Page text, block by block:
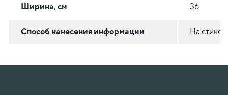
Ширина, см 36
Способ нанесения информации На стикер